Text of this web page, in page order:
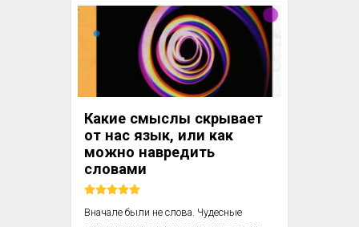
главы книги). Данный Диалог включает
одновременно несколько историй,
вложенных одна в другую, и действие
постоянно перескакивает между ними.
Среди прочего, это аллегория
«рекурсии» в информатике, где слова
технические термины, обозначающие,
соответственно, переход на один
уровень вниз и возвращением на...
Какие смыслы скрывает
от нас язык, или как
можно навредить
словами
Вначале были не слова. Чудесные